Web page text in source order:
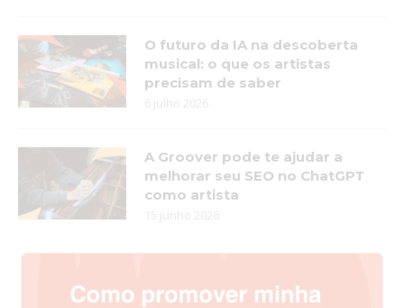
O futuro da IA na descoberta
musical: o que os artistas
precisam de saber
6 julho 2026
A Groover pode te ajudar a
melhorar seu SEO no ChatGPT
como artista
15 junho 2026